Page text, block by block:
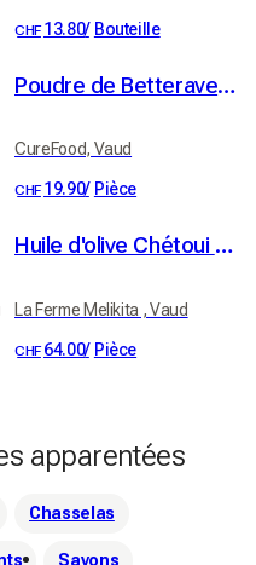
CHF 13.80/ Bouteille
Poudre de Betterave Rouge
CureFood, Vaud
CHF 19.90/ Pièce
Huile d'olive Chétoui du Domaine de Béja (Tunisie) - 1 litre
La Ferme Melikita , Vaud
CHF 64.00/ Pièce
apparentées
Chasselas
Savons